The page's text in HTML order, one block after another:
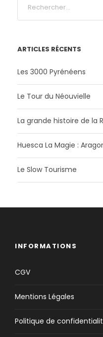
ARTICLES RÉCENTS
Les 3000 Pyrénéens
Le Tour du Néouvielle
La grande histoire de la
Huesca La Magie :
Le Slow Tourisme
INFORMATIONS
CGV
Mentions Légales
Politique de